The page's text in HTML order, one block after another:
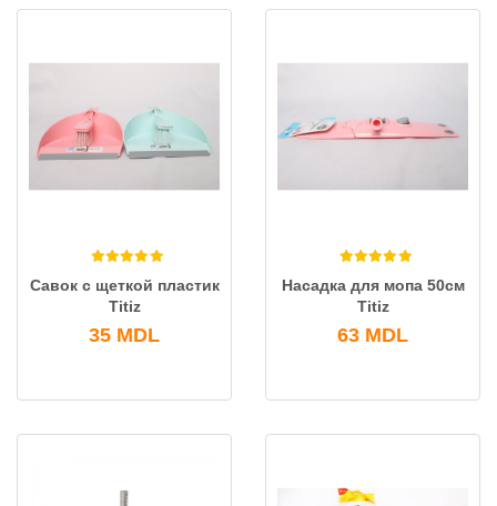
Савок c щеткой пластик
Titiz
35 MDL
Насадка для мопа 50см
Titiz
63 MDL